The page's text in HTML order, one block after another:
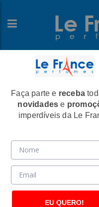
Home>Chopard>Perfumes
Wish Feminino
Chopard
(2630)
Faça parte e receba
novidades e
imperdíveis da Le
EU QUERO!